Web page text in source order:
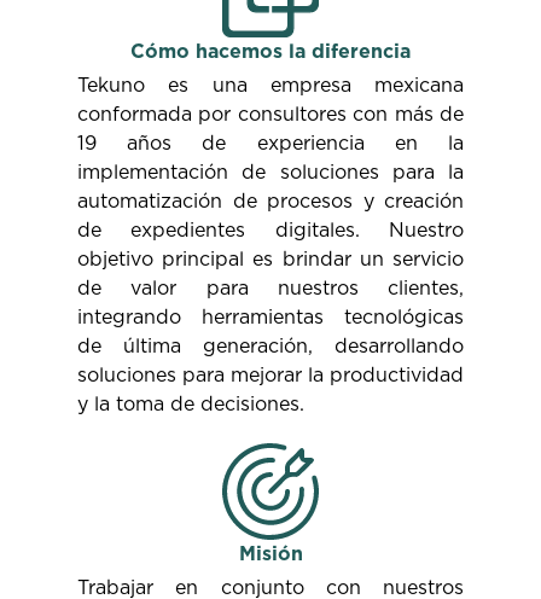
Cómo hacemos la diferencia
Tekuno es una empresa mexicana
conformada por consultores con más de
19 años de experiencia en la
implementación de soluciones para la
automatización de procesos y creación
de expedientes digitales. Nuestro
objetivo principal es brindar un servicio
de valor para nuestros clientes,
integrando herramientas tecnológicas
de última generación, desarrollando
soluciones para mejorar la productividad
y la toma de decisiones.
Misión
Trabajar en conjunto con nuestros